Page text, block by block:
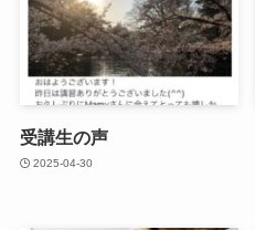
受講生の声
2025-04-30